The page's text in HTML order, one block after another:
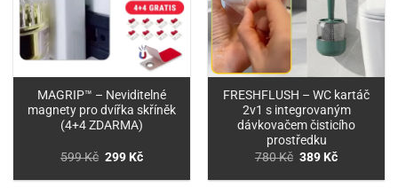
MAGRIP™ – Neviditelné
magnety pro dvířka skříněk
(4+4 ZDARMA)
599Kč Původní
byla:
299 KčAktuální
je:
FRESHFLUSH – WC kartáč
2v1 s integrovaným
dávkovačem čisticího
prostředku
780Kč Původní
byla:
389 KčAktuální
je: